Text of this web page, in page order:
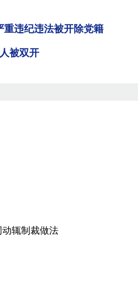
违纪违法被开除党籍
被双开
辄制裁做法